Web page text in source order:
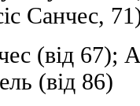
Санчес,
(від 67);
(від 86)